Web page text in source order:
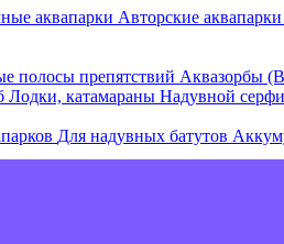
аквапарки Авторские аквапарки
полосы препятствий Аквазорбы
Лодки, катамараны Надувной
Для надувных батутов